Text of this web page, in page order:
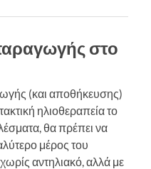
στο
(και αποθήκευσης)
ηλιοθεραπεία το
θα πρέπει να
μέρος του
αντηλιακό, αλλά με